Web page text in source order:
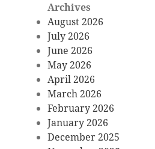
Archives
August 2026
July 2026
June 2026
May 2026
April 2026
March 2026
February 2026
January 2026
December 2025